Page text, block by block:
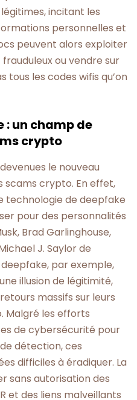
incitant les
personnelles et
peuvent alors exploiter
ou vendre sur
tous les codes wifis qu’on
: un champ de
crypto
le nouveau
scams crypto. En effet,
technologie de deepfake
pour des personnalités
Brad Garlinghouse,
J. Saylor de
par exemple,
illusion de légitimité,
massifs sur leurs
Malgré les efforts
de cybersécurité pour
détection, ces
difficiles à éradiquer. La
sans autorisation des
et des liens malveillants